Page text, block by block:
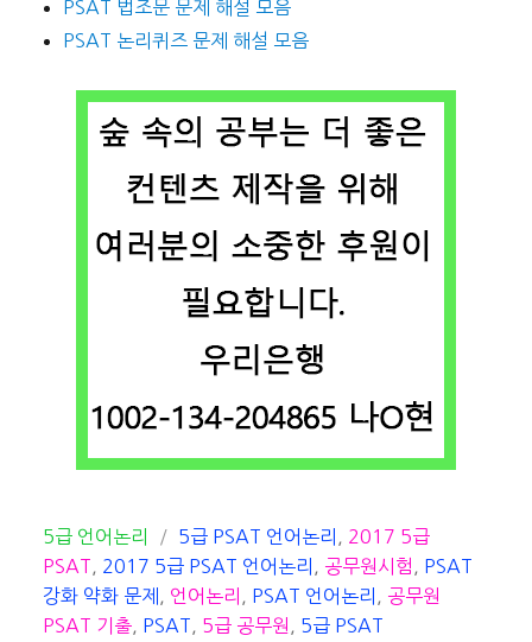
PSAT 법조문 문제 해설 모음
PSAT 논리퀴즈 문제 해설 모음
카
테
고
리
5급 언어논리
태
그
5급 PSAT 언어논리
2017 5급
PSAT
2017 5급 PSAT 언어논리 공무원시험
PSAT
강화 약화 문제
언어논리 PSAT 언어논리
공무원
PSAT 기출
PSAT 5급 공무원 5급 PSAT